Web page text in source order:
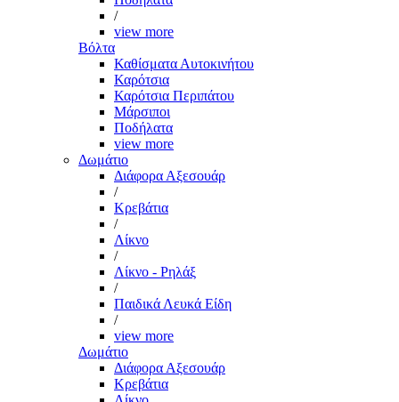
/
view more
Βόλτα
Καθίσματα Αυτοκινήτου
Καρότσια
Καρότσια Περιπάτου
Μάρσιποι
Ποδήλατα
view more
Δωμάτιο
Διάφορα Αξεσουάρ
/
Κρεβάτια
/
Λίκνο
/
Λίκνο - Ρηλάξ
/
Παιδικά Λευκά Είδη
/
view more
Δωμάτιο
Διάφορα Αξεσουάρ
Κρεβάτια